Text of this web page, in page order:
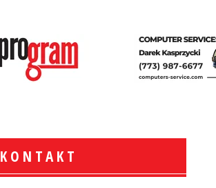
KONTAKT